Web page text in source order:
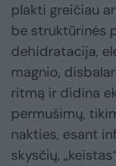
plakti greičiau
be struktūrinės
dehidratacija,
magnio,
ritmą ir didina
permušimų,
nakties, esant
skysčių,